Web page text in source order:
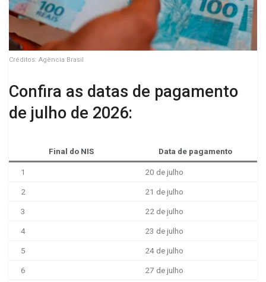
Créditos: Agência Brasil
Confira as datas de pagamento
de julho de 2026:
Final do NIS Data de pagamento
1 20 de julho
2 21 de julho
3 22 de julho
4 23 de julho
5 24 de julho
6 27 de julho